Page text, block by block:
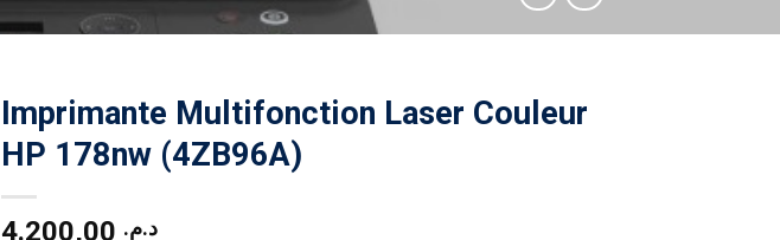
Imprimante Multifonction Laser Couleur
HP 178nw (4ZB96A)
د.م.